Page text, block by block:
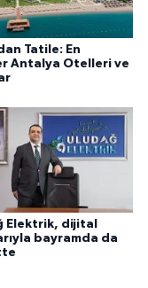
Tatile: En
Antalya Otelleri ve
Elektrik, dijital
bayramda da